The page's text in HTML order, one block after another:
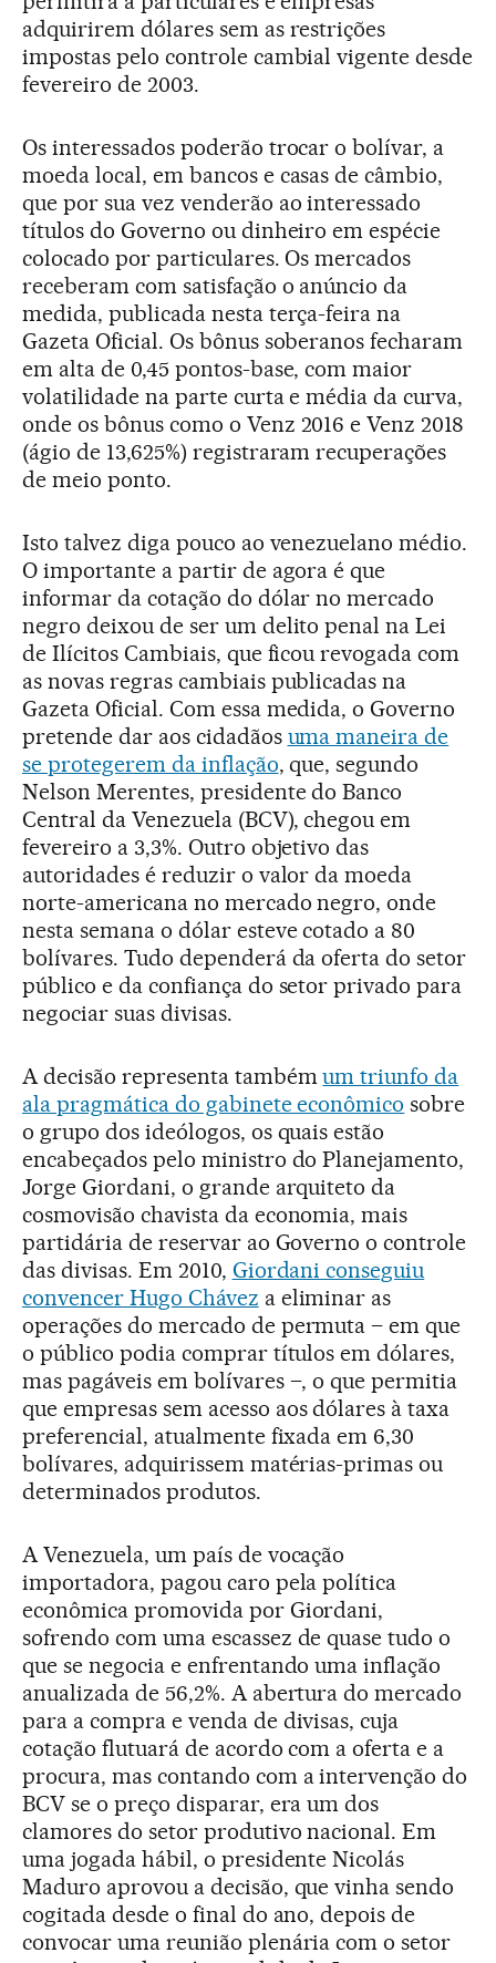
adquirirem dólares sem as restrições
impostas pelo controle cambial vigente desde
fevereiro de 2003.
Os interessados poderão trocar o bolívar, a
moeda local, em bancos e casas de câmbio,
que por sua vez venderão ao interessado
títulos do Governo ou dinheiro em espécie
colocado por particulares. Os mercados
receberam com satisfação o anúncio da
medida, publicada nesta terça-feira na
Gazeta Oficial. Os bônus soberanos fecharam
em alta de 0,45 pontos-base, com maior
volatilidade na parte curta e média da curva,
onde os bônus como o Venz 2016 e Venz 2018
(ágio de 13,625%) registraram recuperações
de meio ponto.
Isto talvez diga pouco ao venezuelano médio.
O importante a partir de agora é que
informar da cotação do dólar no mercado
negro deixou de ser um delito penal na Lei
de Ilícitos Cambiais, que ficou revogada com
as novas regras cambiais publicadas na
Gazeta Oficial. Com essa medida, o Governo
pretende dar aos cidadãos uma maneira de
se protegerem da inflação, que, segundo
Nelson Merentes, presidente do Banco
Central da Venezuela (BCV), chegou em
fevereiro a 3,3%. Outro objetivo das
autoridades é reduzir o valor da moeda
norte-americana no mercado negro, onde
nesta semana o dólar esteve cotado a 80
bolívares. Tudo dependerá da oferta do setor
público e da confiança do setor privado para
negociar suas divisas.
A decisão representa tambémum triunfo da
ala pragmática do gabinete econômico sobre
o grupo dos ideólogos, os quais estão
encabeçados pelo ministro do Planejamento,
Jorge Giordani, o grande arquiteto da
cosmovisão chavista da economia, mais
partidária de reservar ao Governo o controle
das divisas. Em 2010, Giordani conseguiu
convencer Hugo Chávez a eliminar as
operações do mercado de permuta – em que
o público podia comprar títulos em dólares,
mas pagáveis em bolívares –, o que permitia
que empresas sem acesso aos dólares à taxa
preferencial, atualmente fixada em 6,30
bolívares, adquirissem matérias-primas ou
determinados produtos.
A Venezuela, um país de vocação
importadora, pagou caro pela política
econômica promovida por Giordani,
sofrendo com uma escassez de quase tudo o
que se negocia e enfrentando uma inflação
anualizada de 56,2%. A abertura do mercado
para a compra e venda de divisas, cuja
cotação flutuará de acordo com a oferta e a
procura, mas contando com a intervenção do
BCV se o preço disparar, era um dos
clamores do setor produtivo nacional. Em
uma jogada hábil, o presidente Nicolás
Maduro aprovou a decisão, que vinha sendo
cogitada desde o final do ano, depois de
convocar uma reunião plenária com o setor